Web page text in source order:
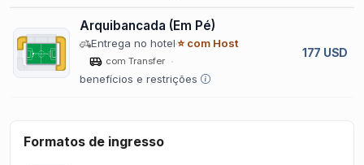
Arquibancada (Em Pé)
Entrega no hotel⭐ com Host
com Transfer
benefícios e restrições
177 USD
Formatos de ingresso